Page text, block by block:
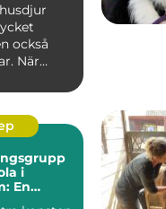
också
När
i
En